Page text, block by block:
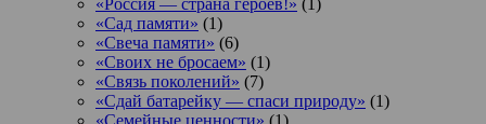
«Сад памяти» (1)
«Свеча памяти» (6)
«Своих не бросаем» (1)
«Связь поколений» (7)
«Сдай батарейку — спаси природу» (1)
«Семейные ценности» (1)